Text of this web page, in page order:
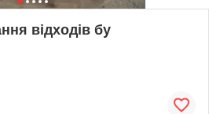
відходів бу